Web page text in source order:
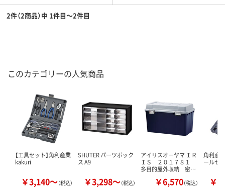
2件（2商品）中 1件目～2件目
このカテゴリーの人気商品
【工具セット】角利産業
kakuri
￥3,140～（税込）
SHUTER パーツボック
ス A9
￥3,298～（税込）
アイリスオーヤマ ＩＲ
ＩＳ ２０１７８１
多目的屋外収納 密…
￥6,570（税込）
角利産
ールセ
￥